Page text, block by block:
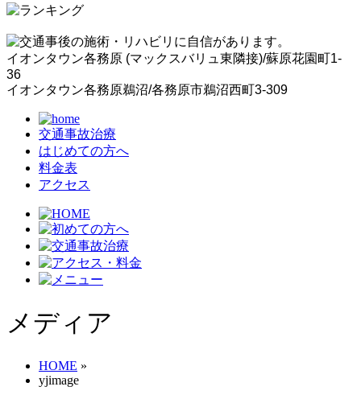
イオンタウン各務原 (マックスバリュ東隣接)/蘇原花園町1-
36
イオンタウン各務原鵜沼/各務原市鵜沼西町3-309
交通事故治療
はじめての方へ
料金表
アクセス
メディア
HOME »
yjimage